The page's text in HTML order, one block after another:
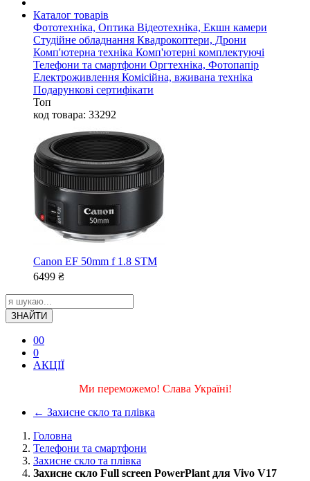
Каталог товарів
Фототехніка, Оптика Відеотехніка, Екшн камери
Студійне обладнання Квадрокоптери, Дрони
Комп'ютерна техніка Комп'ютерні комплектуючі
Телефони та смартфони Оргтехніка, Фотопапір
Електроживлення Комісійна, вживана техніка
Подарункові сертифікати
Топ
код товара: 33292
Canon EF 50mm f 1.8 STM
6499 ₴
ЗНАЙТИ
00
0
АКЦІЇ
Ми переможемо! Слава Україні!
← Захисне скло та плівка
Головна
Телефони та смартфони
Захисне скло та плівка
Захисне скло Full screen PowerPlant для Vivo V17